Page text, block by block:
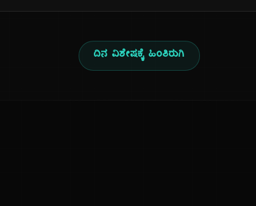
ದಿನ ವಿಶೇಷಕ್ಕೆ ಹಿಂತಿರುಗಿ